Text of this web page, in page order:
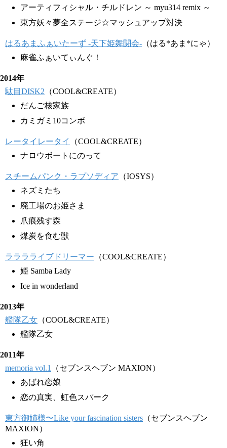
アーティフィシャル・チルドレン ～ myu314 remix ～
東方妖々夢全ステージ☆マッシュアップ対決
はるあまふぁいたーず -天下姫舞闘会- （はる*あま*にゃ）
麻雀ふぁいてぃんぐ！
2014年
駄目DISK2 （COOL&CREATE）
だんご核家族
カミガミ10コンボ
レータイレータイ
（COOL&CREATE）
ナロウボートにのって
スチームパンク・ラプソディア （IOSYS）
ネズミたち
廃工場のお姫さま
爪痕残す森
煤炭を食む獣
ラララライブドリーマー （COOL&CREATE）
姫 Samba Lady
Ice in wonderland
2013年
艦隊乙女 （COOL&CREATE）
艦隊乙女
2011年
memoria vol.1
（セブンスヘブン MAXION）
あばれ恋娘
恋の真実、虹色スパーク
東方御姉様〜Like your fascination sisters （セブンスヘブン
MAXION）
狂い角